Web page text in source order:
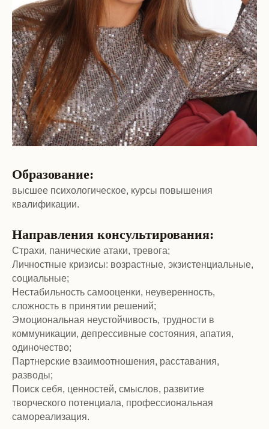
Образование:
высшее психологическое, курсы повышения
квалификации.
Направления консультирования:
Страхи, панические атаки, тревога;
Личностные кризисы: возрастные, экзистенциальные,
социальные;
Нестабильность самооценки, неуверенность,
сложность в принятии решений;
Эмоциональная неустойчивость, трудности в
коммуникации, депрессивные состояния, апатия,
одиночество;
Партнерские взаимоотношения, расставания,
разводы;
Поиск себя, ценностей, смыслов, развитие
творческого потенциала, профессиональная
самореализация.
Записаться на консультацию